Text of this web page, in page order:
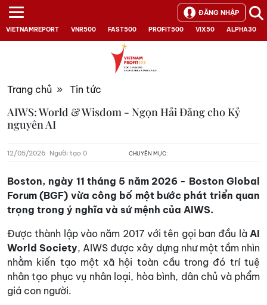
VIETNAMREPORT VNR500 FAST500 PROFIT500 VIX50 ALPHA30
ĐĂNG NHẬP
Trang chủ » Tin tức
AIWS: World & Wisdom - Ngọn Hải Đăng cho Kỷ
nguyên AI
12/05/2026 Người tạo 0 CHUYÊN MỤC:
Boston, ngày 11 tháng 5 năm 2026 - Boston Global
Forum (BGF) vừa công bố một bước phát triển quan
trọng trong ý nghĩa và sứ mệnh của AIWS.
Được thành lập vào năm 2017 với tên gọi ban đầu là AI
World Society, AIWS được xây dựng như một tầm nhìn
nhằm kiến tạo một xã hội toàn cầu trong đó trí tuệ
nhân tạo phục vụ nhân loại, hòa bình, dân chủ và phẩm
giá con người.